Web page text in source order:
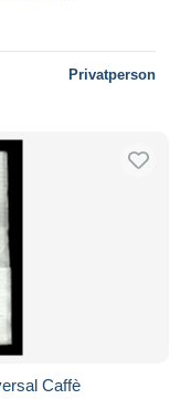
Privatperson
Caffè